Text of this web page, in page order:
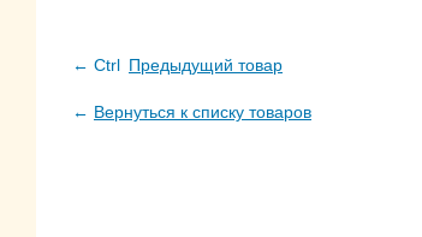
← Ctrl Предыдущий товар
← Вернуться к списку товаров